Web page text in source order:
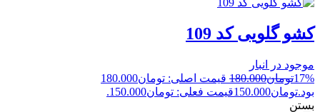
کشو گلویی کد 109
موجود در انبار
17%تومان180.000
قیمت اصلی: تومان180.000
بود.تومان150.000قیمت فعلی: تومان150.000.
بستن